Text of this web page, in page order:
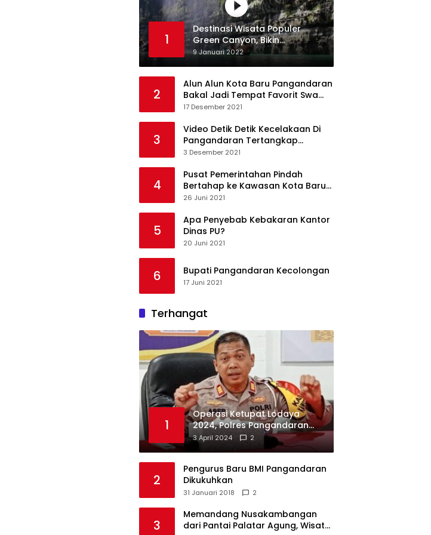
1
Destinasi Wisata Populer
Green Canyon, Bikin
Ketagihan Wisatawan
9 Januari 2022
2
Alun Alun Kota Baru Pangandaran
Bakal Jadi Tempat Favorit Swa
Foto Selfie
17 Desember 2021
3
Video Detik Detik Kecelakaan Di
Pangandaran Tertangkap
Kamera Handphone
3 Desember 2021
4
Pusat Pemerintahan Pindah
Bertahap ke Kawasan Kota Baru
Pangandaran
26 Juni 2021
5
Apa Penyebab Kebakaran Kantor
Dinas PU?
20 Juni 2021
6 Bupati Pangandaran Kecolongan
17 Juni 2021
Terhangat
1
Operasi Ketupat Lodaya
2024, Polres Pangandaran
Dirikan 12 Pos Pengamanan
3 April 2024 2
2
Pengurus Baru BMI Pangandaran
Dikukuhkan
31 Januari 2018 2
3
Memandang Nusakambangan
dari Pantai Palatar Agung, Wisata